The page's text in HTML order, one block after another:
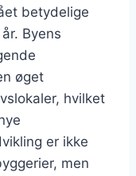
betydelige
Byens
øget
hvilket
er ikke
men